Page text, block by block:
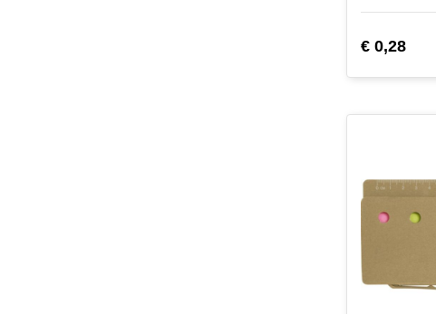
€ 0,28